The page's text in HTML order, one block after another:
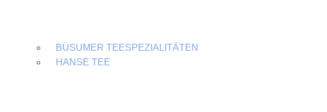
BÜSUMER TEESPEZIALITÄTEN
HANSE TEE